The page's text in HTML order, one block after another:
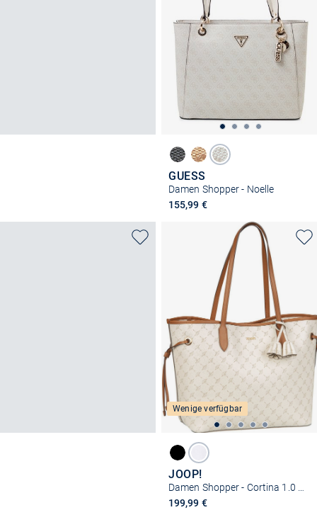
GUESS
Damen Shopper - Noelle
155,99 €
Wenige verfügbar
JOOP!
199,99 €